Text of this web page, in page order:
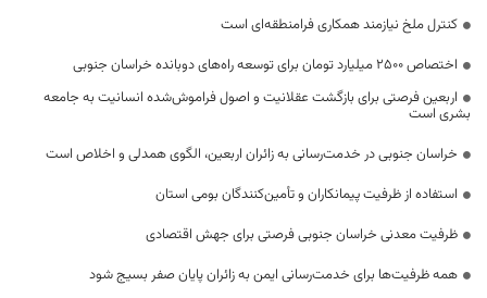
کنترل ملخ نیازمند همکاری فرامنطقه‌ای است
اختصاص 2500 میلیارد تومان برای توسعه راه‌های دوبانده خراسان جنوبی
اربعین فرصتی برای بازگشت عقلانیت و اصول فراموش‌شده انسانیت به جامعه
بشری است
خراسان جنوبی در خدمت‌رسانی به زائران اربعین، الگوی همدلی و اخلاص است
استفاده از ظرفیت پیمانکاران و تأمین‌کنندگان بومی استان
ظرفیت معدنی خراسان جنوبی فرصتی برای جهش اقتصادی
همه ظرفیت‌ها برای خدمت‌رسانی ایمن به زائران پایان صفر بسیج شود